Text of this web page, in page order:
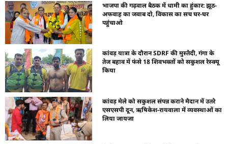
भाजपा की गढ़वाल बैठक में धामी का हुंकार: झूठ-
अफवाह का जवाब दो, विकास का सच घर-घर
पहुंचाओ
कांवड़ यात्रा के दौरान SDRF की मुस्तैदी, गंगा के
तेज बहाव में फंसे 18 शिवभक्तों को सकुशल रेस्क्यू
किया
कांवड़ मेले को सकुशल संपन्न कराने मैदान में उतरे
एसएसपी दून, ऋषिकेश-रायवाला में व्यवस्थाओं का
लिया जायजा